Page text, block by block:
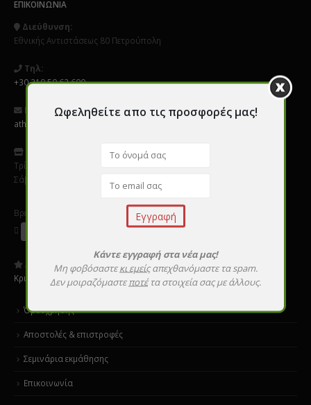
ΕΠΙΚΟΙΝΩΝΊΑ
Διεύθυνση:
Εθνικής Αντιστάσεως 80 Πετρούπολη
Τηλ:
+30 210 50 62 600
Email:
athens@perfect-nails.gr
Τρίτη - Παρασκεύη 9:00 - 20:00
Σάββατο 10:00 - 16:00
Βρείτε μας σε Social Media
Αξιολογήστε μας:
Κριτικές
Όροι χρήσης
Αποστολές & επιστροφές
Σεμινάρια εκμάθησης
Επικοινωνία
Ωφεληθείτε απο τις προσφορές μας!
Κάντε εγγραφή στα νέα μας!
Μη φοβόσαστεκι εμείςαπεχθανόμαστε τα spam.
Δεν μοιραζόμαστεποτέτα στοιχεία σας με άλλους.